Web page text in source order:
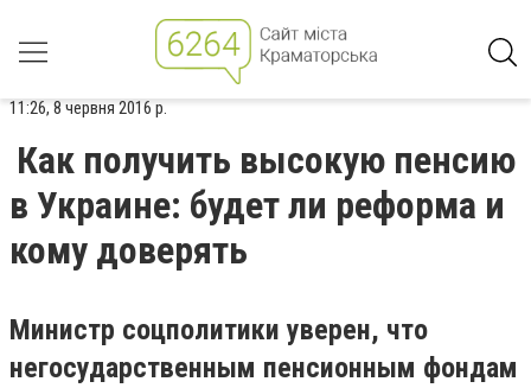
11:26, 8 червня 2016 р.
Как получить высокую пенсию
в Украине: будет ли реформа и
кому доверять
Министр соцполитики уверен, что
негосударственным пенсионным фондам